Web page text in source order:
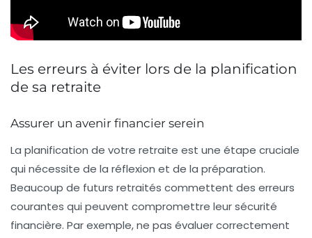
Les erreurs à éviter lors de la planification
de sa retraite
Assurer un avenir financier serein
La planification de votre retraite est une étape cruciale
qui nécessite de la réflexion et de la préparation.
Beaucoup de futurs retraités commettent des erreurs
courantes qui peuvent compromettre leur sécurité
financière. Par exemple, ne pas évaluer correctement